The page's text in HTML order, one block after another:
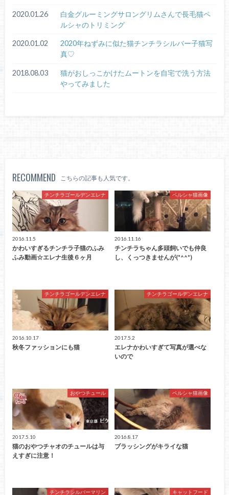
2020.01.26
白金グルーミングサロングリムさんで長毛猫ペ
ルシャのトリミング
2020.01.02
2020年ねずみに似た猫チンチラシルバー子猫写
真♡
2018.08.03
猫がおしっこかけたムートンを自宅で洗う方法
やってみました
RECOMMEND こちらの記事も人気です。
チンチラゴールデンエレナ
2016.11.5
かわいすぎるチンチラ子猫のふみ
ふみ動画☆エレナ生後６ヶ月
ペルシャ猫画像
2016.11.16
チンチラちゃん多頭飼いでも仲良
し、くっつきませんが(*^^*)
チンチラゴールデンエレナ
2016.10.17
秋冬ファッションにも猫
チンチラゴールデンエレナ
2017.5.2
エレナかわいすぎて写真が選べな
いので
おやつチュール
2017.5.10
猫のおやつチャオのチュールは与
えすぎに注意！
ペルシャ猫画像
2016.8.17
ブラッシングがキライな猫
チンチラシルバーマリン キャットフード